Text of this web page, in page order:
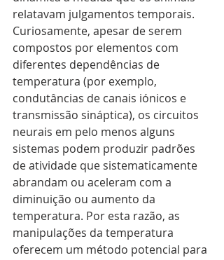
relatavam julgamentos temporais.
Curiosamente, apesar de serem
compostos por elementos com
diferentes dependências de
temperatura (por exemplo,
condutâncias de canais iónicos e
transmissão sináptica), os circuitos
neurais em pelo menos alguns
sistemas podem produzir padrões
de atividade que sistematicamente
abrandam ou aceleram com a
diminuição ou aumento da
temperatura. Por esta razão, as
manipulações da temperatura
oferecem um método potencial para